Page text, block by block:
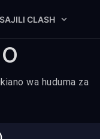
CLASH
wa huduma za